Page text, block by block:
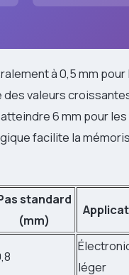
à 0,5 mm
valeurs croissantes
atteindre 6 mm pour
facilite la
standard
(mm)
léger